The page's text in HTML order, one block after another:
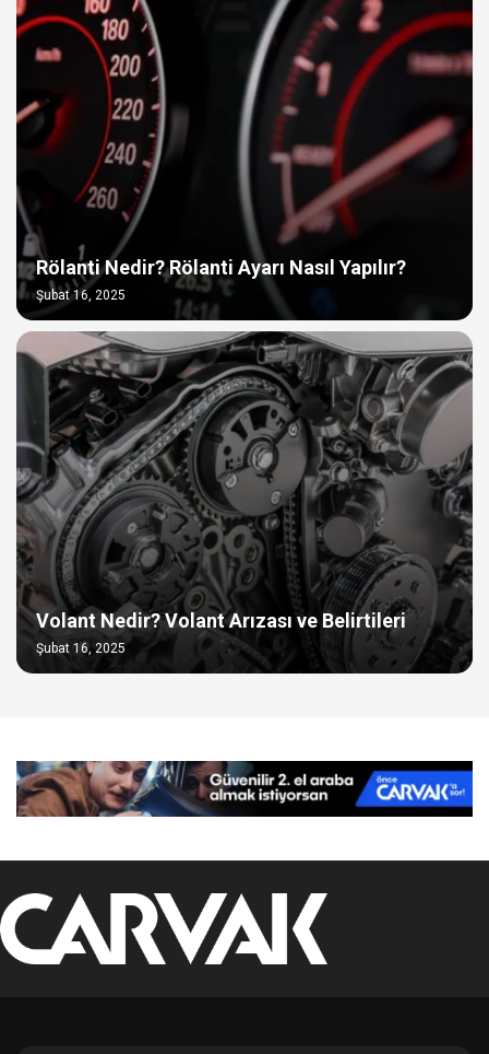
Rölanti Nedir? Rölanti Ayarı Nasıl Yapılır?
Şubat 16, 2025
Volant Nedir? Volant Arızası ve Belirtileri
Şubat 16, 2025